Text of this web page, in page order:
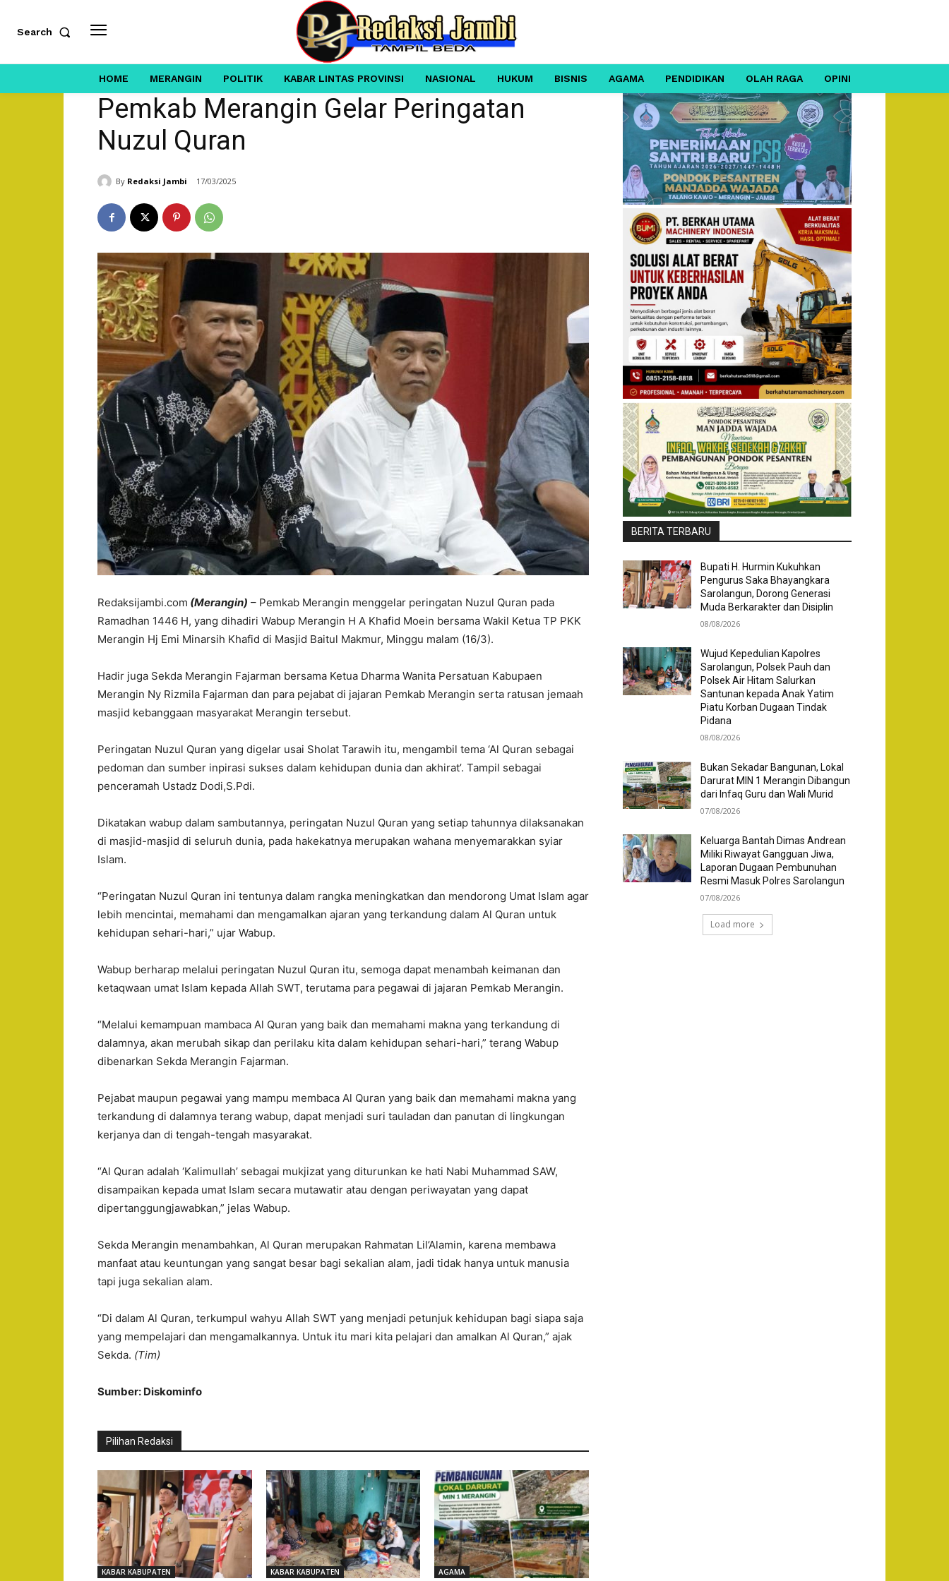
Search
HOME MERANGIN POLITIK KABAR LINTAS PROVINSI NASIONAL HUKUM BISNIS AGAMA PENDIDIKAN OLAH RAGA OPINI
Pemkab Merangin Gelar Peringatan
Nuzul Quran
By Redaksi Jambi 17/03/2025
Redaksijambi.com (Merangin) – Pemkab Merangin menggelar peringatan Nuzul Quran pada
Ramadhan 1446 H, yang dihadiri Wabup Merangin H A Khafid Moein bersama Wakil Ketua TP PKK
Merangin Hj Emi Minarsih Khafid di Masjid Baitul Makmur, Minggu malam (16/3).
Hadir juga Sekda Merangin Fajarman bersama Ketua Dharma Wanita Persatuan Kabupaen
Merangin Ny Rizmila Fajarman dan para pejabat di jajaran Pemkab Merangin serta ratusan jemaah
masjid kebanggaan masyarakat Merangin tersebut.
Peringatan Nuzul Quran yang digelar usai Sholat Tarawih itu, mengambil tema ‘Al Quran sebagai
pedoman dan sumber inpirasi sukses dalam kehidupan dunia dan akhirat’. Tampil sebagai
penceramah Ustadz Dodi,S.Pdi.
Dikatakan wabup dalam sambutannya, peringatan Nuzul Quran yang setiap tahunnya dilaksanakan
di masjid-masjid di seluruh dunia, pada hakekatnya merupakan wahana menyemarakkan syiar
Islam.
“Peringatan Nuzul Quran ini tentunya dalam rangka meningkatkan dan mendorong Umat Islam agar
lebih mencintai, memahami dan mengamalkan ajaran yang terkandung dalam Al Quran untuk
kehidupan sehari-hari,” ujar Wabup.
Wabup berharap melalui peringatan Nuzul Quran itu, semoga dapat menambah keimanan dan
ketaqwaan umat Islam kepada Allah SWT, terutama para pegawai di jajaran Pemkab Merangin.
“Melalui kemampuan mambaca Al Quran yang baik dan memahami makna yang terkandung di
dalamnya, akan merubah sikap dan perilaku kita dalam kehidupan sehari-hari,” terang Wabup
dibenarkan Sekda Merangin Fajarman.
Pejabat maupun pegawai yang mampu membaca Al Quran yang baik dan memahami makna yang
terkandung di dalamnya terang wabup, dapat menjadi suri tauladan dan panutan di lingkungan
kerjanya dan di tengah-tengah masyarakat.
“Al Quran adalah ‘Kalimullah’ sebagai mukjizat yang diturunkan ke hati Nabi Muhammad SAW,
disampaikan kepada umat Islam secara mutawatir atau dengan periwayatan yang dapat
dipertanggungjawabkan,” jelas Wabup.
Sekda Merangin menambahkan, Al Quran merupakan Rahmatan Lil’Alamin, karena membawa
manfaat atau keuntungan yang sangat besar bagi sekalian alam, jadi tidak hanya untuk manusia
tapi juga sekalian alam.
“Di dalam Al Quran, terkumpul wahyu Allah SWT yang menjadi petunjuk kehidupan bagi siapa saja
yang mempelajari dan mengamalkannya. Untuk itu mari kita pelajari dan amalkan Al Quran,” ajak
Sekda. (Tim)
Sumber: Diskominfo
Pilihan Redaksi
KABAR KABUPATEN KABAR KABUPATEN AGAMA
BERITA TERBARU
Bupati H. Hurmin Kukuhkan
Pengurus Saka Bhayangkara
Sarolangun, Dorong Generasi
Muda Berkarakter dan Disiplin
08/08/2026
Wujud Kepedulian Kapolres
Sarolangun, Polsek Pauh dan
Polsek Air Hitam Salurkan
Santunan kepada Anak Yatim
Piatu Korban Dugaan Tindak
Pidana
08/08/2026
Bukan Sekadar Bangunan, Lokal
Darurat MIN 1 Merangin Dibangun
dari Infaq Guru dan Wali Murid
07/08/2026
Keluarga Bantah Dimas Andrean
Miliki Riwayat Gangguan Jiwa,
Laporan Dugaan Pembunuhan
Resmi Masuk Polres Sarolangun
07/08/2026
Load more